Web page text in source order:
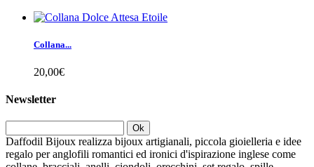
Collana...
20,00€
Newsletter
Ok
Daffodil Bijoux realizza bijoux artigianali, piccola gioielleria e idee
regalo per anglofili romantici ed ironici d'ispirazione inglese come